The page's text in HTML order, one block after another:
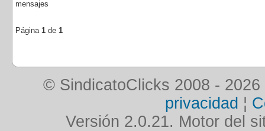
Página 1 de 1
© SindicatoClicks 2008 - 2026
privacidad ¦
Versión 2.0.21. Motor del